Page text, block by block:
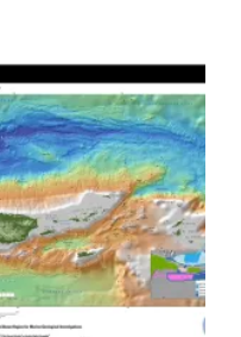
Rico
and
the
Virgin
Islands
(1850)